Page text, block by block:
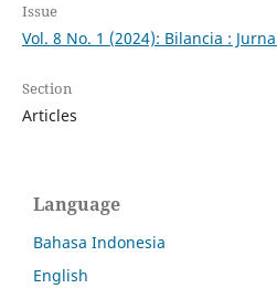
Issue
Vol. 8 No. 1 (2024): Bilancia :
Section
Articles
Language
Bahasa Indonesia
English